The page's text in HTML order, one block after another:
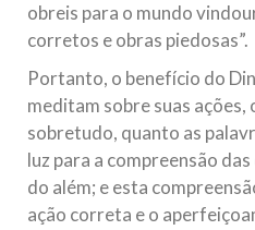
obreis para o mundo
corretos e obras piedosas”.
Portanto, o benefício do
meditam sobre suas ações,
sobretudo, quanto as
luz para a compreensão
do além; e esta
ação correta e o